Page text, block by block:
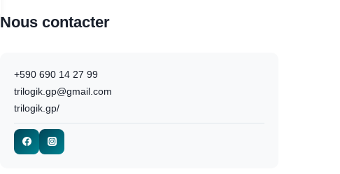
Nous contacter
+590 690 14 27 99
trilogik.gp@gmail.com
trilogik.gp/